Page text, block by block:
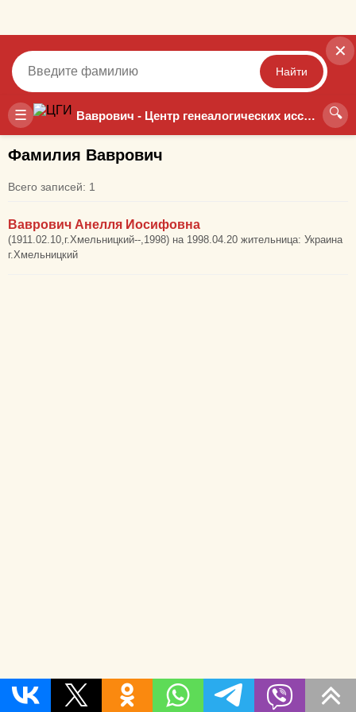
☰ Ваврович - Центр генеалогических исследований 🔍
✕
Найти
Точный Неточный
Фамилия Ваврович
Всего записей: 1
Ваврович Анелля Иосифовна
(1911.02.10,г.Хмельницкий--,1998) на 1998.04.20 жительница: Украина
г.Хмельницкий